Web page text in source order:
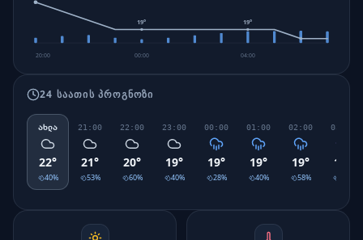
20:00
19°
00:00
19°
04:00
24 ᲡᲐᲐᲗᲘᲡ ᲞᲠᲝᲒᲜᲝᲖᲘ
ახლა
22°
40%
21:00
21°
53%
22:00
20°
60%
23:00
19°
40%
00:00
19°
28%
01:00
19°
40%
02:00
19°
58%
03:00
19